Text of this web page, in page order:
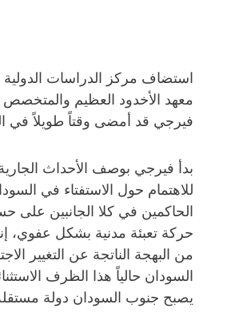
معهد الأخدود العظيم
فيرجي قد أمضى وقتاً طويلاً في
بدأ فيرجي بوصف الأحداث
للاهتمام حول الاستفتاء في
الحاكمين في كلا الجانبين على
حركة تعبئة مدنية بشكل عفوي،
من البهجة الناتجة عن التغيير
السودان حالياً هذا الظرف
يصبح جنوب السودان دولة